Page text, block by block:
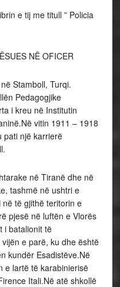
e tij me titull ” Policia
NË OFICER
Stamboll, Turqi.
Pedagogjike
i kreu në Institutin
vitin 1911 – 1918
pati një karrierë
në Tiranë dhe në
tashmë në ushtri e
të gjithë teritorin e
pjesë në luftën e Vlorës
i batalionit të
e parë, ku dhe është
kundër Esadistëve.Në
e lartë të karabinierisë
Itali.Në atë shkollë